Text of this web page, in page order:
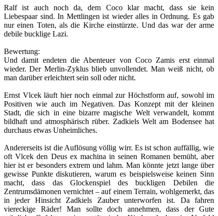
Ralf ist auch noch da, dem Coco klar macht, dass sie kein
Liebespaar sind. In Mettlingen ist wieder alles in Ordnung. Es gab
nur einen Toten, als die Kirche einstürzte. Und das war der arme
debile bucklige Lazi.
Bewertung:
Und damit endeten die Abenteuer von Coco Zamis erst einmal
wieder. Der Merlin-Zyklus blieb unvollendet. Man weiß nicht, ob
man darüber erleichtert sein soll oder nicht.
Ernst Vlcek läuft hier noch einmal zur Höchstform auf, sowohl im
Positiven wie auch im Negativen. Das Konzept mit der kleinen
Stadt, die sich in eine bizarre magische Welt verwandelt, kommt
bildhaft und atmosphärisch rüber. Zadkiels Welt am Bodensee hat
durchaus etwas Unheimliches.
Andererseits ist die Auflösung völlig wirr. Es ist schon auffällig, wie
oft Vlcek den Deus ex machina in seinen Romanen bemüht, aber
hier ist er besonders extrem und lahm. Man könnte jetzt lange über
gewisse Punkte diskutieren, warum es beispielsweise keinen Sinn
macht, dass das Glockenspiel des buckligen Debilen die
Zentrumsdämonen vernichtet – auf einem Terrain, wohlgemerkt, das
in jeder Hinsicht Zadkiels Zauber unterworfen ist. Da fahren
viereckige Räder! Man sollte doch annehmen, dass der Gute